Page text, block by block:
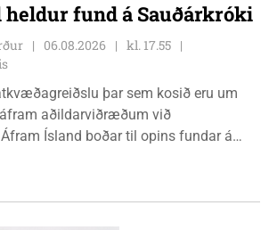
fund á Sauðárkróki
06.08.2026
kl. 17.55
þar sem kosið eru um
aðildarviðræðum við
Ísland boðar til opins fundar á
1 á Sauðarkróki, laugardaginn